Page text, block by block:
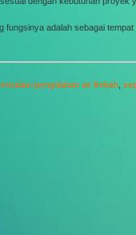
adalah sebagai
instalasi pengolahan air limbah